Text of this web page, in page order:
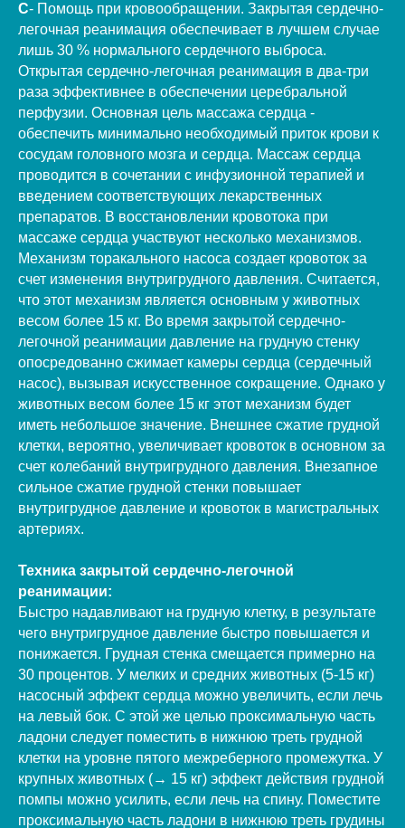
C- Помощь при кровообращении. Закрытая сердечно-
легочная реанимация обеспечивает в лучшем случае
лишь 30 % нормального сердечного выброса.
Открытая сердечно-легочная реанимация в два-три
раза эффективнее в обеспечении церебральной
перфузии. Основная цель массажа сердца -
обеспечить минимально необходимый приток крови к
сосудам головного мозга и сердца. Массаж сердца
проводится в сочетании с инфузионной терапией и
введением соответствующих лекарственных
препаратов. В восстановлении кровотока при
массаже сердца участвуют несколько механизмов.
Механизм торакального насоса создает кровоток за
счет изменения внутригрудного давления. Считается,
что этот механизм является основным у животных
весом более 15 кг. Во время закрытой сердечно-
легочной реанимации давление на грудную стенку
опосредованно сжимает камеры сердца (сердечный
насос), вызывая искусственное сокращение. Однако у
животных весом более 15 кг этот механизм будет
иметь небольшое значение. Внешнее сжатие грудной
клетки, вероятно, увеличивает кровоток в основном за
счет колебаний внутригрудного давления. Внезапное
сильное сжатие грудной стенки повышает
внутригрудное давление и кровоток в магистральных
артериях.
Техника закрытой сердечно-легочной
реанимации:
Быстро надавливают на грудную клетку, в результате
чего внутригрудное давление быстро повышается и
понижается. Грудная стенка смещается примерно на
30 процентов. У мелких и средних животных (5-15 кг)
насосный эффект сердца можно увеличить, если лечь
на левый бок. С этой же целью проксимальную часть
ладони следует поместить в нижнюю треть грудной
клетки на уровне пятого межреберного промежутка. У
крупных животных (→ 15 кг) эффект действия грудной
помпы можно усилить, если лечь на спину. Поместите
проксимальную часть ладони в нижнюю треть грудины